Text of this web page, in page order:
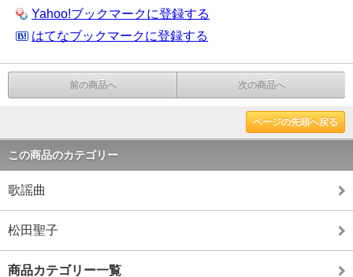
Yahoo!ブックマークに登録する
はてなブックマークに登録する
前の商品へ 次の商品へ
ページの先頭へ戻る
この商品のカテゴリー
歌謡曲
松田聖子
商品カテゴリー一覧